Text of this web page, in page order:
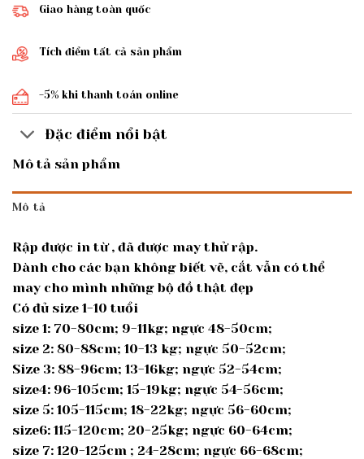
Giao hàng toàn quốc
Tích điểm tất cả sản phẩm
-5% khi thanh toán online
Đặc điểm nổi bật
Mô tả sản phẩm
Mô tả
Rập được in từ , đã được may thử rập.
Dành cho các bạn không biết vẽ, cắt vẫn có thể
may cho mình những bộ đồ thật đẹp
Có đủ size 1-10 tuổi
size 1: 70-80cm; 9-11kg; ngực 48-50cm;
size 2: 80-88cm; 10-13 kg; ngực 50-52cm;
Size 3: 88-96cm; 13-16kg; ngực 52-54cm;
size4: 96-105cm; 15-19kg; ngực 54-56cm;
size 5: 105-115cm; 18-22kg; ngực 56-60cm;
size6: 115-120cm; 20-25kg; ngực 60-64cm;
size 7: 120-125cm ; 24-28cm; ngực 66-68cm;